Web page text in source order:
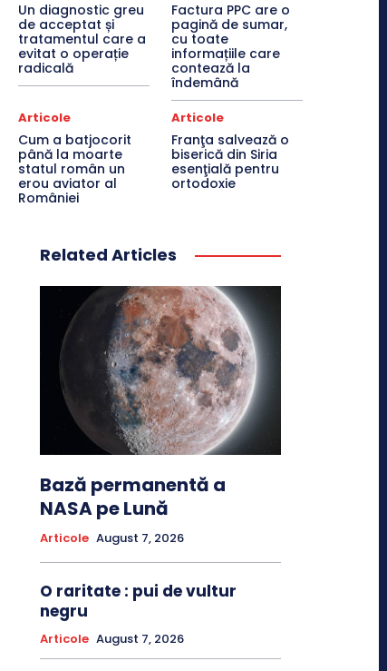
Un diagnostic greu
de acceptat și
tratamentul care a
evitat o operație
radicală
Factura PPC are o
pagină de sumar,
cu toate
informațiile care
contează la
îndemână
Articole
Cum a batjocorit
până la moarte
statul român un
erou aviator al
României
Articole
Franţa salvează o
biserică din Siria
esenţială pentru
ortodoxie
Related Articles
Bază permanentă a
NASA pe Lună
Articole August 7, 2026
O raritate : pui de vultur
negru
Articole August 7, 2026